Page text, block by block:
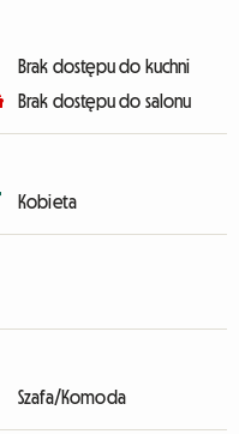
Brak dostępu do kuchni
Brak dostępu do salonu
Kobieta
Szafa/Komoda